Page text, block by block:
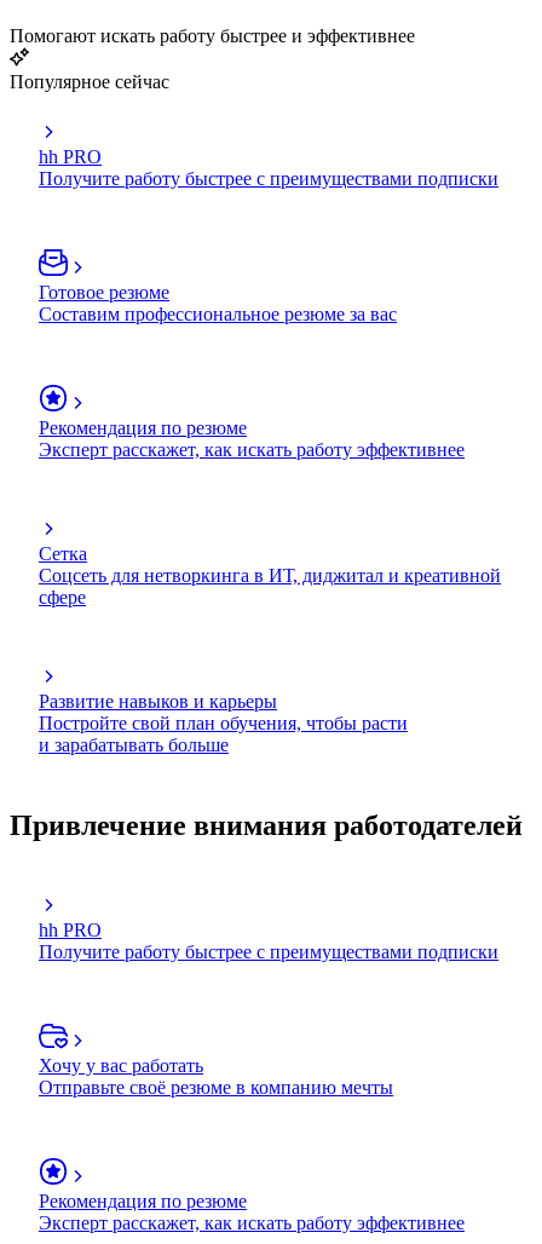
Помогают искать работу быстрее и эффективнее
Популярное сейчас
hh PRO
Получите работу быстрее с преимуществами подписки
Готовое резюме
Составим профессиональное резюме за вас
Рекомендация по резюме
Эксперт расскажет, как искать работу эффективнее
Сетка
Соцсеть для нетворкинга в ИТ, диджитал и креативной
сфере
Развитие навыков и карьеры
Постройте свой план обучения, чтобы расти
и зарабатывать больше
Привлечение внимания работодателей
hh PRO
Получите работу быстрее с преимуществами подписки
Хочу у вас работать
Отправьте своё резюме в компанию мечты
Рекомендация по резюме
Эксперт расскажет, как искать работу эффективнее